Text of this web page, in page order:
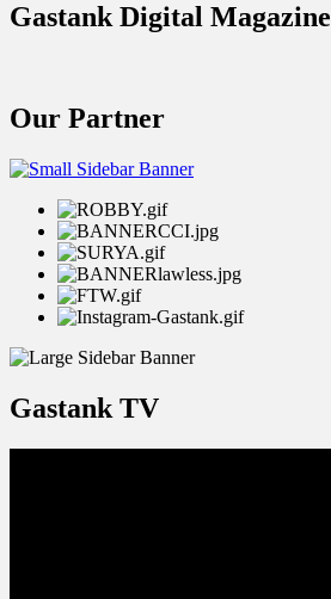
Gastank Digital Magazine
Our Partner
Gastank TV